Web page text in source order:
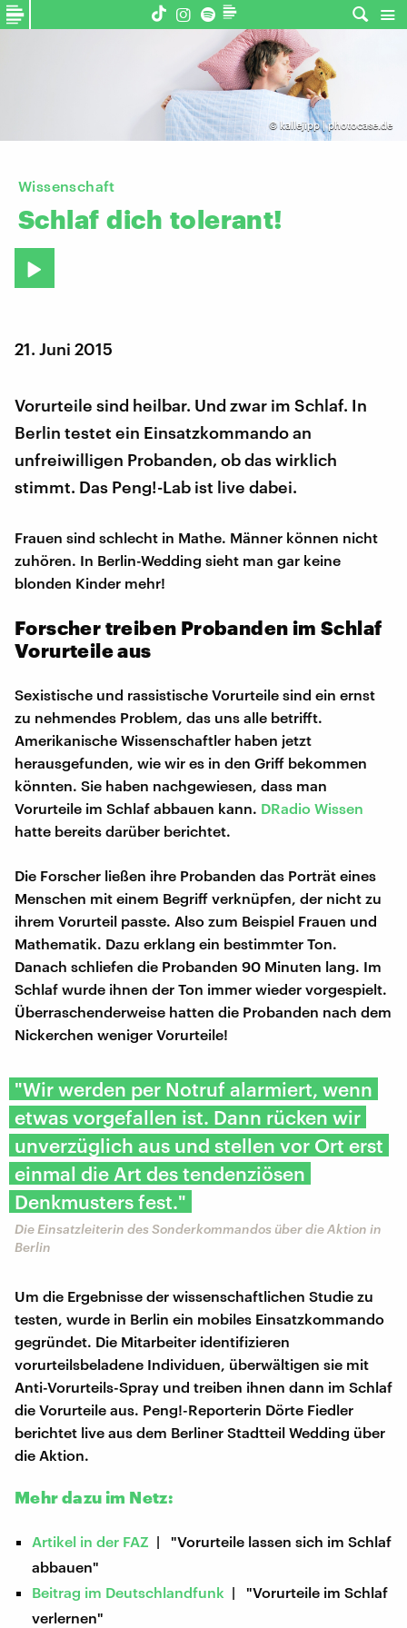
© kallejipp | photocase.de
Wissenschaft
Schlaf dich tolerant!
21. Juni 2015
Vorurteile sind heilbar. Und zwar im Schlaf. In
Berlin testet ein Einsatzkommando an
unfreiwilligen Probanden, ob das wirklich
stimmt. Das Peng!-Lab ist live dabei.
Frauen sind schlecht in Mathe. Männer können nicht
zuhören. In Berlin-Wedding sieht man gar keine
blonden Kinder mehr!
Forscher treiben Probanden im Schlaf
Vorurteile aus
Sexistische und rassistische Vorurteile sind ein ernst
zu nehmendes Problem, das uns alle betrifft.
Amerikanische Wissenschaftler haben jetzt
herausgefunden, wie wir es in den Griff bekommen
könnten. Sie haben nachgewiesen, dass man
Vorurteile im Schlaf abbauen kann. DRadio Wissen
hatte bereits darüber berichtet.
Die Forscher ließen ihre Probanden das Porträt eines
Menschen mit einem Begriff verknüpfen, der nicht zu
ihrem Vorurteil passte. Also zum Beispiel Frauen und
Mathematik. Dazu erklang ein bestimmter Ton.
Danach schliefen die Probanden 90 Minuten lang. Im
Schlaf wurde ihnen der Ton immer wieder vorgespielt.
Überraschenderweise hatten die Probanden nach dem
Nickerchen weniger Vorurteile!
"Wir werden per Notruf alarmiert, wenn
etwas vorgefallen ist. Dann rücken wir
unverzüglich aus und stellen vor Ort erst
einmal die Art des tendenziösen
Denkmusters fest."
Die Einsatzleiterin des Sonderkommandos über die Aktion in
Berlin
Um die Ergebnisse der wissenschaftlichen Studie zu
testen, wurde in Berlin ein mobiles Einsatzkommando
gegründet. Die Mitarbeiter identifizieren
vorurteilsbeladene Individuen, überwältigen sie mit
Anti-Vorurteils-Spray und treiben ihnen dann im Schlaf
die Vorurteile aus. Peng!-Reporterin Dörte Fiedler
berichtet live aus dem Berliner Stadtteil Wedding über
die Aktion.
Mehr dazu im Netz:
Artikel in der FAZ | "Vorurteile lassen sich im Schlaf
abbauen"
Beitrag im Deutschlandfunk | "Vorurteile im Schlaf
verlernen"